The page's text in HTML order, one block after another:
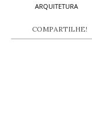
ARQUITETURA
COMPARTILHE!